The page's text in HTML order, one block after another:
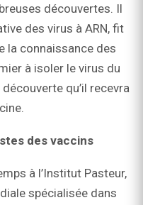
découvertes. Il
des virus à ARN, fit
la connaissance des
à isoler le virus du
qu’il recevra
des vaccins
à l’Institut Pasteur,
spécialisée dans